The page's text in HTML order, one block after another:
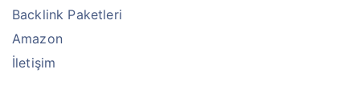
Backlink Paketleri
Amazon
İletişim